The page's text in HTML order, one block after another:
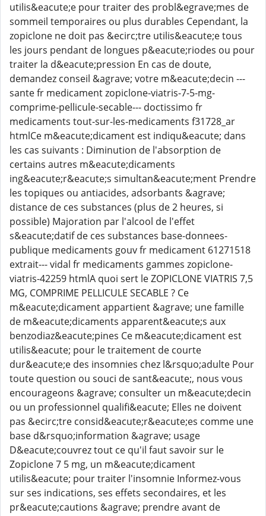
utilis&eacute;e pour traiter des probl&egrave;mes de
sommeil temporaires ou plus durables Cependant, la
zopiclone ne doit pas &ecirc;tre utilis&eacute;e tous
les jours pendant de longues p&eacute;riodes ou pour
traiter la d&eacute;pression En cas de doute,
demandez conseil &agrave; votre m&eacute;decin ---
sante fr medicament zopiclone-viatris-7-5-mg-
comprime-pellicule-secable--- doctissimo fr
medicaments tout-sur-les-medicaments f31728_ar
htmlCe m&eacute;dicament est indiqu&eacute; dans
les cas suivants : Diminution de l'absorption de
certains autres m&eacute;dicaments
ing&eacute;r&eacute;s simultan&eacute;ment Prendre
les topiques ou antiacides, adsorbants &agrave;
distance de ces substances (plus de 2 heures, si
possible) Majoration par l'alcool de l'effet
s&eacute;datif de ces substances base-donnees-
publique medicaments gouv fr medicament 61271518
extrait--- vidal fr medicaments gammes zopiclone-
viatris-42259 htmlA quoi sert le ZOPICLONE VIATRIS 7,5
MG, COMPRIME PELLICULE SECABLE ? Ce
m&eacute;dicament appartient &agrave; une famille
de m&eacute;dicaments apparent&eacute;s aux
benzodiaz&eacute;pines Ce m&eacute;dicament est
utilis&eacute; pour le traitement de courte
dur&eacute;e des insomnies chez l&rsquo;adulte Pour
toute question ou souci de sant&eacute;, nous vous
encourageons &agrave; consulter un m&eacute;decin
ou un professionnel qualifi&eacute; Elles ne doivent
pas &ecirc;tre consid&eacute;r&eacute;es comme une
base d&rsquo;information &agrave; usage
D&eacute;couvrez tout ce qu'il faut savoir sur le
Zopiclone 7 5 mg, un m&eacute;dicament
utilis&eacute; pour traiter l'insomnie Informez-vous
sur ses indications, ses effets secondaires, et les
pr&eacute;cautions &agrave; prendre avant de